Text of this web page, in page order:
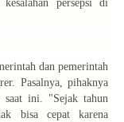
persepsi di
dan pemerintah
Pasalnya, pihaknya
saat ini. "Sejak tahun
bisa cepat karena